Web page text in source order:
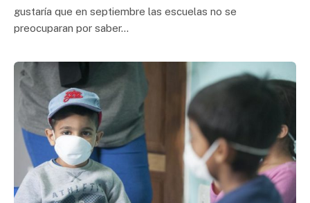
gustaría que en septiembre las escuelas no se
preocuparan por saber…